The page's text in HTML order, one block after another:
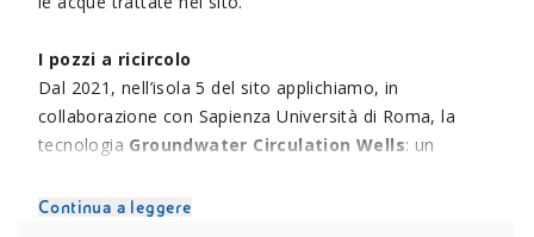
I pozzi a ricircolo
Dal 2021, nell’isola 5 del sito applichiamo, in
collaborazione con Sapienza Università di Roma, la
tecnologia Groundwater Circulation Wells: un
e la reimmissione di acqua nel sottosuolo a una
Continua a leggere